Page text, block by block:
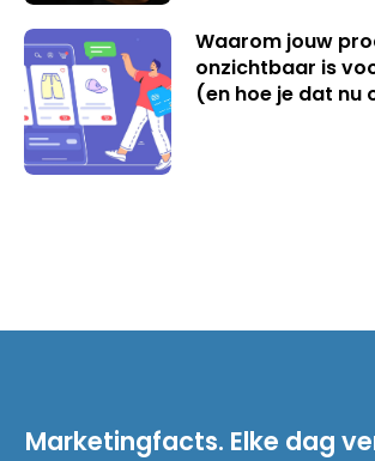
Waarom jouw
onzichtbaar is
(en hoe je dat nu
Marketingfacts. Elke dag